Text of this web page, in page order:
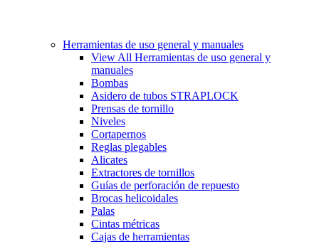
Herramientas de uso general y manuales
View All Herramientas de uso general y
manuales
Bombas
Asidero de tubos STRAPLOCK
Prensas de tornillo
Niveles
Cortapernos
Reglas plegables
Alicates
Extractores de tornillos
Guías de perforación de repuesto
Brocas helicoidales
Palas
Cintas métricas
Cajas de herramientas